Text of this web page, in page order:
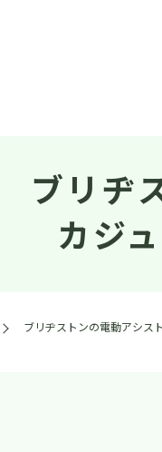
ブリヂ
カジ
ブリヂストンの電動アシス